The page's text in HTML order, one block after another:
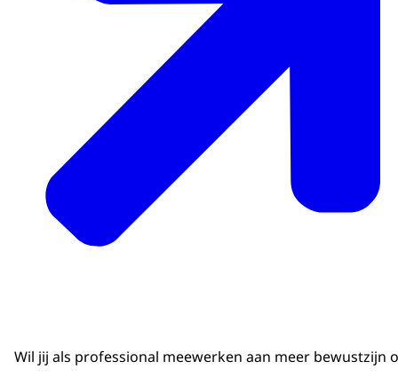
Wil jij als professional meewerken aan meer